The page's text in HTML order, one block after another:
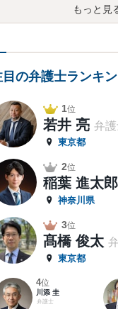
もっと見
目の弁護士ランキ
1位
若井 亮 弁
東京都
2位
稲葉 進太郎
神奈川県
3位
髙橋 俊太
東京都
4位
川添 圭
弁護士